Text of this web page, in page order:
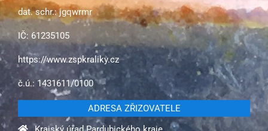
dat. schr.: jgqwrmr
IČ: 61235105
https://www.zspkraliky.cz
č.ú.: 1431611/0100
ADRESA ZŘIZOVATELE